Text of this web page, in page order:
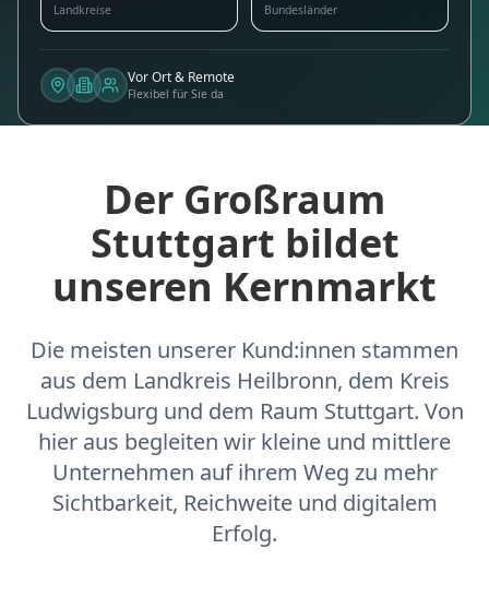
Landkreise Bundesländer
Vor Ort & Remote
Flexibel für Sie da
Der Großraum
Stuttgart bildet
unseren Kernmarkt
Die meisten unserer Kund:innen stammen
aus dem Landkreis Heilbronn, dem Kreis
Ludwigsburg und dem Raum Stuttgart. Von
hier aus begleiten wir kleine und mittlere
Unternehmen auf ihrem Weg zu mehr
Sichtbarkeit, Reichweite und digitalem
Erfolg.